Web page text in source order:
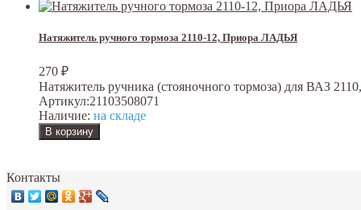
Натяжитель ручного тормоза 2110-12, Приора ЛАДЬЯ
270 ₽
Натяжитель ручника (стояночного тормоза) для ВАЗ
Артикул:21103508071
Наличие: на складе
Контакты